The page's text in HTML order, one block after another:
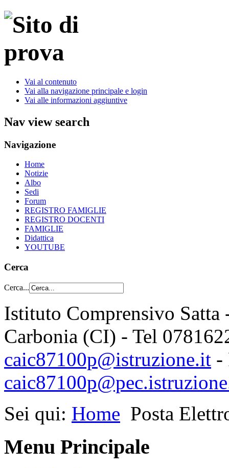
Vai al contenuto
Vai alla navigazione principale e login
Vai alle informazioni aggiuntive
Nav view search
Navigazione
Home
Notizie
Albo
Sedi
Forum
REGISTRO FAMIGLIE
REGISTRO DOCENTI
FAMIGLIE
Didattica
YOUTUBE
Cerca
Cerca...
Istituto Comprensivo
Carbonia (CI) - Tel
caic87100p@istruzione.it -
Sei qui: Home Posta
Menu Principale